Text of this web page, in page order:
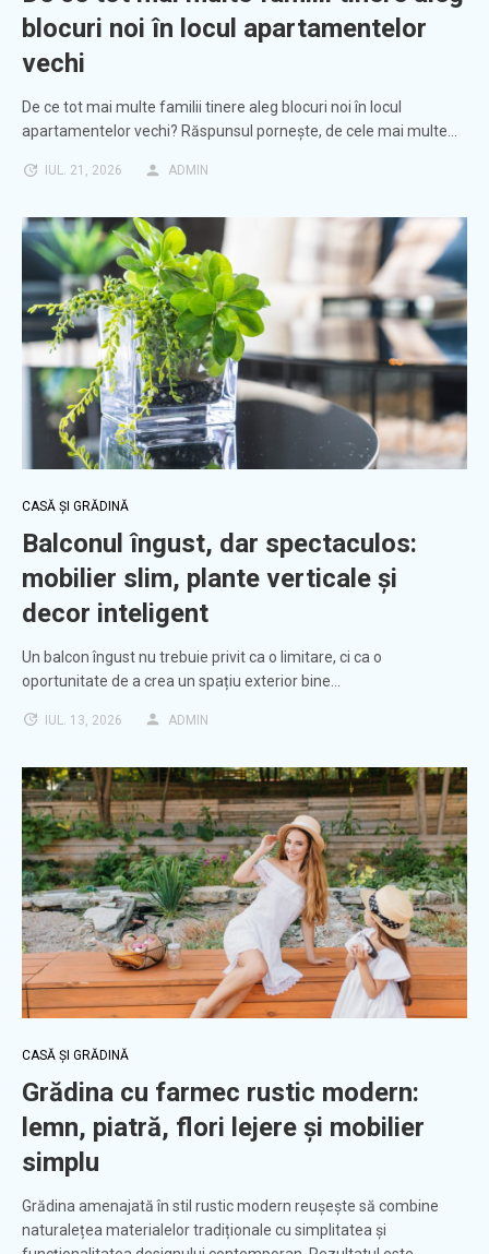
blocuri noi în locul apartamentelor
vechi
De ce tot mai multe familii tinere aleg blocuri noi în locul
apartamentelor vechi? Răspunsul pornește, de cele mai multe…
IUL. 21, 2026 ADMIN
CASĂ ȘI GRĂDINĂ
Balconul îngust, dar spectaculos:
mobilier slim, plante verticale și
decor inteligent
Un balcon îngust nu trebuie privit ca o limitare, ci ca o
oportunitate de a crea un spațiu exterior bine…
IUL. 13, 2026 ADMIN
CASĂ ȘI GRĂDINĂ
Grădina cu farmec rustic modern:
lemn, piatră, flori lejere și mobilier
simplu
Grădina amenajată în stil rustic modern reușește să combine
naturalețea materialelor tradiționale cu simplitatea și